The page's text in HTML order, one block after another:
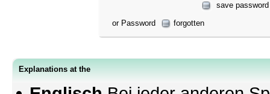
save password
or Password
forgotten
Explanations at the